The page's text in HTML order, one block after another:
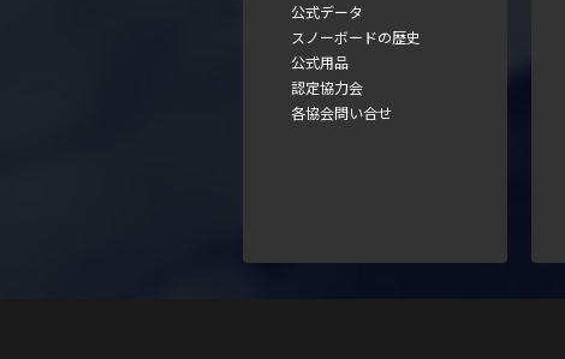
公式データ
スノーボードの歴史
公式用品
認定協力会
各協会問い合せ